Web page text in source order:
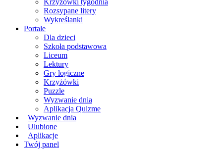
Rozsypane litery
Wykreślanki
Portale
Dla dzieci
Szkoła podstawowa
Liceum
Lektury
Gry logiczne
Krzyżówki
Puzzle
Wyzwanie dnia
Aplikacja Quizme
Wyzwanie dnia
Ulubione
Aplikacje
Twój panel